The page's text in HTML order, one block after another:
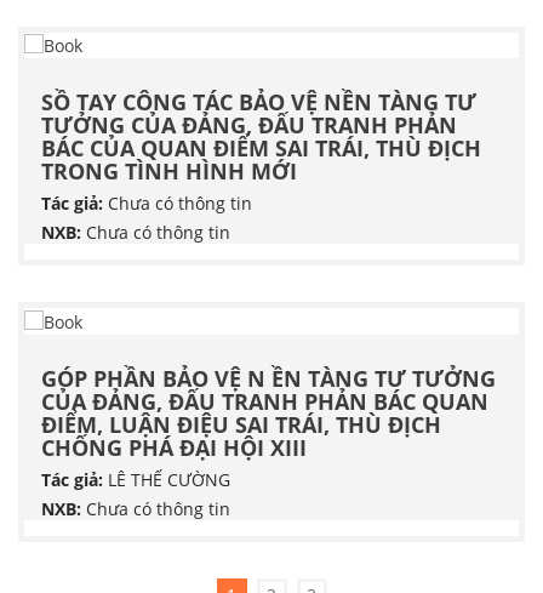
SỒ TAY CÔNG TÁC BẢO VỆ NỀN TÀNG TƯ
TƯỞNG CỦA ĐẢNG, ĐẤU TRANH PHẢN
BÁC CỦA QUAN ĐIỂM SAI TRÁI, THÙ ĐỊCH
TRONG TÌNH HÌNH MỚI
Tác giả: Chưa có thông tin
NXB: Chưa có thông tin
GÓP PHẦN BẢO VỆ N ỀN TÀNG TƯ TƯỞNG
CỦA ĐẢNG, ĐẤU TRANH PHẢN BÁC QUAN
ĐIỂM, LUẬN ĐIỆU SAI TRÁI, THÙ ĐỊCH
CHỐNG PHÁ ĐẠI HỘI XIII
Tác giả: LÊ THẾ CƯỜNG
NXB: Chưa có thông tin